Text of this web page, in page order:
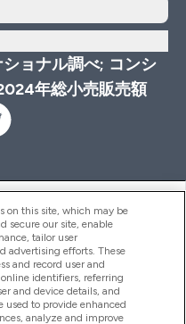
ョナル調べ; コンシ
年総小売販売額
on this site, which may be
secure our site, enable
tailor user
advertising efforts. These
and record user and
identifiers, referring
and device details, and
used to provide enhanced
analyze and improve